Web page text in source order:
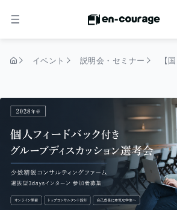
メニュー
イベント 説明会・セミナー